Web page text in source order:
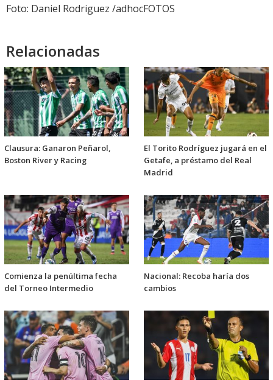
Foto: Daniel Rodriguez /adhocFOTOS
Relacionadas
Clausura: Ganaron Peñarol,
Boston River y Racing
El Torito Rodríguez jugará en el
Getafe, a préstamo del Real
Madrid
Comienza la penúltima fecha
del Torneo Intermedio
Nacional: Recoba haría dos
cambios